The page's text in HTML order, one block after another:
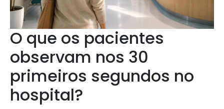
O que os pacientes
observam nos 30
primeiros segundos no
hospital?